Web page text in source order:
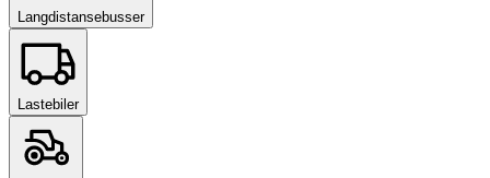
Langdistansebusser
Lastebiler